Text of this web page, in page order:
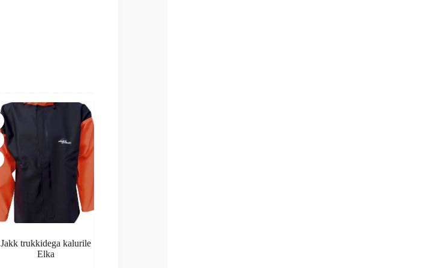
Jakk trukkidega kalurile
Elka